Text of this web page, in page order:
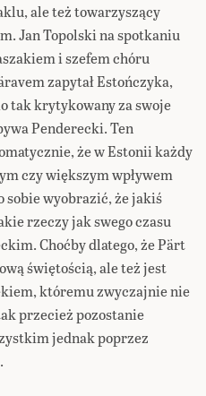
ale też towarzyszący
Jan Topolski na spotkaniu
i szefem chóru
zapytał Estończyka,
tak krytykowany za swoje
Penderecki. Ten
że w Estonii każdy
czy większym wpływem
wyobrazić, że jakiś
rzeczy jak swego czasu
Choćby dlatego, że Pärt
świętością, ale też jest
któremu zwyczajnie nie
przecież pozostanie
jednak poprzez